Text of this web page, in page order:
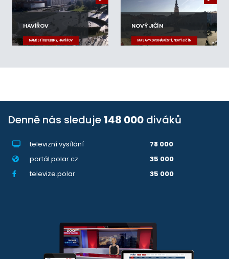
HAVÍŘOV
NÁMĚSTÍ REPUBLIKY, HAVÍŘOV
NOVÝ JIČÍN
MASARYKOVO NÁMĚSTÍ, NOVÝ JIČÍN
Denně nás sleduje 148 000 diváků
televizní vysílání
78 000
portál polar.cz
35 000
televize.polar
35 000